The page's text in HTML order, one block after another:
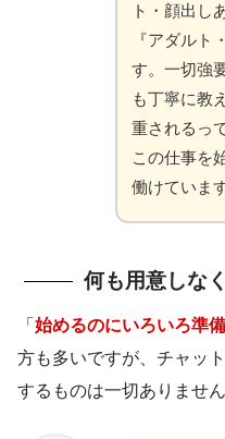
ト・顔出し
『アダルト
す。一切強
も丁寧に教
重されるっ
この仕事を
働けていま
何も用意しな
「 始めるのにいろいろ準
方も多いですが、チャッ
するものは一切ありません